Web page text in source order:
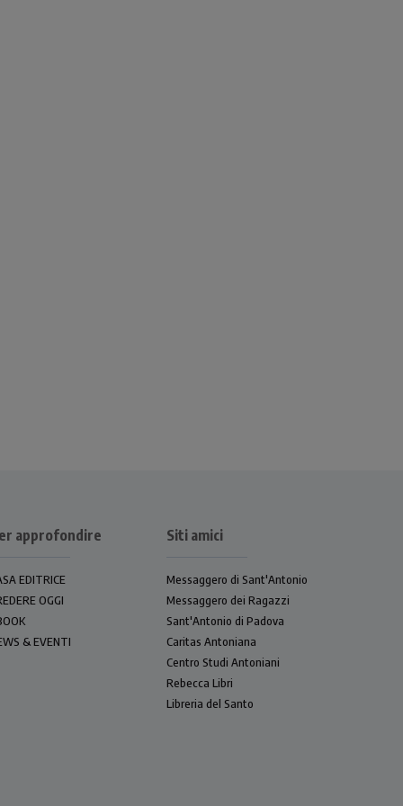
approfondire
EDITRICE
OGGI
& EVENTI
Siti amici
Messaggero di Sant'Antonio
Messaggero dei Ragazzi
Sant'Antonio di Padova
Caritas Antoniana
Centro Studi Antoniani
Rebecca Libri
Libreria del Santo